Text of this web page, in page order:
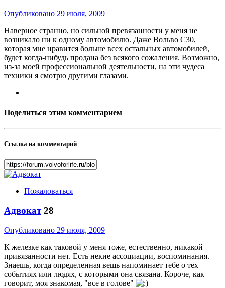
Опубликовано 29 июля, 2009
Наверное странно, но сильной превязанности у меня не
возникало ни к одному автомобилю. Даже Вольво С30,
которая мне нравится больше всех остальных автомобилей,
будет когда-нибудь продана без всякого сожаления. Возможно,
из-за моей профессиональной деятельности, на эти чудеса
техники я смотрю другими глазами.
Поделиться этим комментарием
Ссылка на комментарий
Пожаловаться
Адвокат 28
Опубликовано 29 июля, 2009
К железке как таковой у меня тоже, естественно, никакой
привязанности нет. Есть некие ассоциации, воспоминания.
Знаешь, когда определенная вещь напоминает тебе о тех
событиях или людях, с которыми она связана. Короче, как
говорит, моя знакомая, "все в голове"